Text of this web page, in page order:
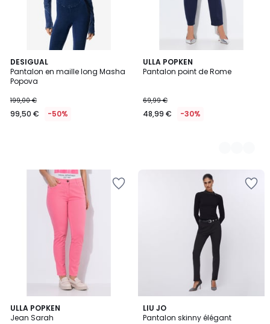
DESIGUAL
Pantalon en maille long Masha
Popova
199,00 €
99,50 € -50%
ULLA POPKEN
Pantalon point de Rome
69,99 €
48,99 € -30%
2
Couleurs
ULLA POPKEN
Jean Sarah
5
/
LIU JO
Pantalon skinny élégant
2
Couleurs